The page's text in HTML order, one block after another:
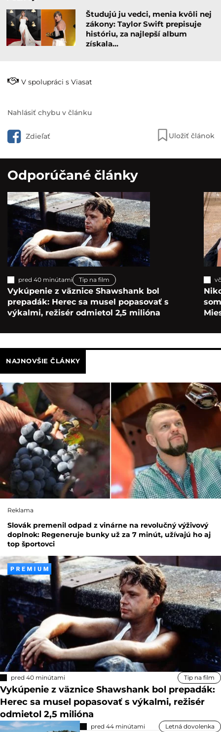
Študujú ju vedci, menia kvôli nej
zákony: Taylor Swift prepisuje
históriu, za najlepší album
získala…
V spolupráci s Viasat
Nahlásiť chybu v článku
Zdieľať Uložiť článok
Odporúčané články
pred 40 minútami Tip na film
Vykúpenie z väznice Shawshank bol
prepadák: Herec sa musel popasovať s
výkalmi, režisér odmietol 2,5 milióna
NAJNOVŠIE ČLÁNKY
Reklama
Slovák premenil odpad z vinárne na revolučný výživový
doplnok: Regeneruje bunky už za 7 minút, užívajú ho aj
top športovci
pred 40 minútami Tip na film
Vykúpenie z väznice Shawshank bol prepadák:
Herec sa musel popasovať s výkalmi, režisér
odmietol 2,5 milióna
pred 44 minútami Letná dovolenka